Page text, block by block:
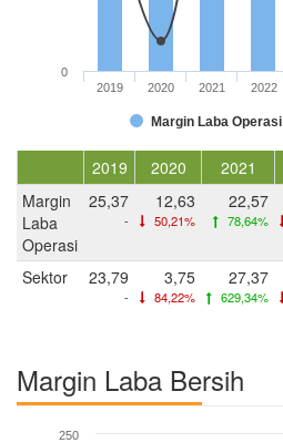
Margin Laba Operasi
2019 2020 2021 2022
0
2019 2020 2021
Margin
Laba
Operasi
25,37
-
12,63
50,21%
22,57
78,64%
Sektor 23,79
-
3,75
84,22%
27,37
629,34%
Margin Laba Bersih
250